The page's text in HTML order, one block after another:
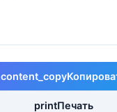
content_copy
printПечать